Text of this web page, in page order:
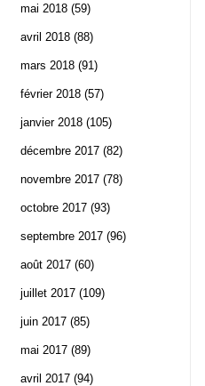
mai 2018 (59)
avril 2018 (88)
mars 2018 (91)
février 2018 (57)
janvier 2018 (105)
décembre 2017 (82)
novembre 2017 (78)
octobre 2017 (93)
septembre 2017 (96)
août 2017 (60)
juillet 2017 (109)
juin 2017 (85)
mai 2017 (89)
avril 2017 (94)